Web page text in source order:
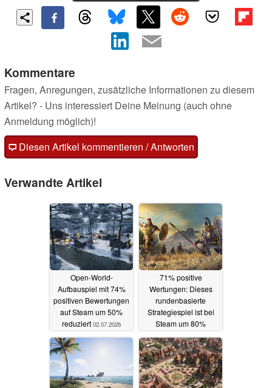
Kommentare
Fragen, Anregungen, zusätzliche Informationen zu diesem
Artikel? - Uns interessiert Deine Meinung (auch ohne
Anmeldung möglich)!
Diesen Artikel kommentieren / Antworten
Verwandte Artikel
Open-World-
Aufbauspiel mit 74%
positiven Bewertungen
auf Steam um 50%
reduziert 02.07.2026
71% positive
Wertungen: Dieses
rundenbasierte
Strategiespiel ist bei
Steam um 80%
01.07.2026